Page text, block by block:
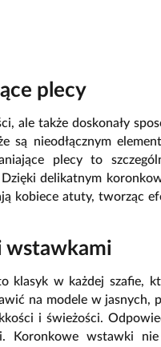
plecy
ale także doskonały
nieodłącznym
plecy to
delikatnym
kobiece atuty, tworząc
wstawkami
klasyk w każdej szafie,
na modele w jasnych,
i świeżości.
Koronkowe wstawki